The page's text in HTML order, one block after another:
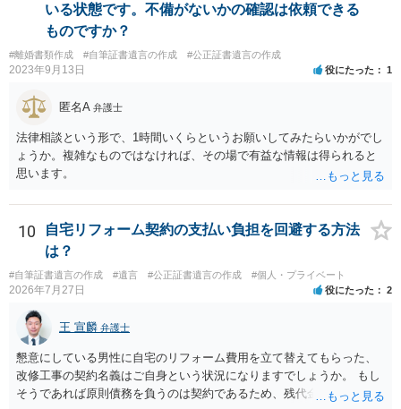
いる状態です。不備がないかの確認は依頼できる
ものですか？
#離婚書類作成 #自筆証書遺言の作成 #公正証書遺言の作成
2023年9月13日 役にたった 1
匿名A 弁護士
法律相談という形で、1時間いくらというお願いしてみたらいかがでし
ょうか。複雑なものではなければ、その場で有益な情報は得られると
思います。
10
自宅リフォーム契約の支払い負担を回避する方法
は？
#自筆証書遺言の作成 #遺言 #公正証書遺言の作成 #個人・プライベート
2026年7月27日 役にたった 2
王 宣麟 弁護士
懇意にしている男性に自宅のリフォーム費用を立て替えてもらった、
改修工事の契約名義はご自身という状況になりますでしょうか。 もし
そうであれば原則債務を負うのは契約であるため、残代金を捻出して